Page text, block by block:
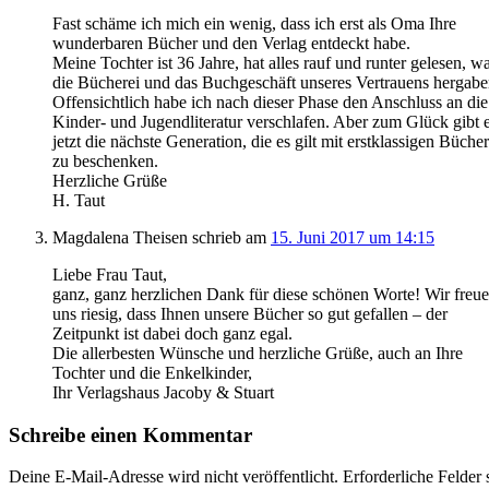
Fast schäme ich mich ein wenig, dass ich erst als Oma Ihre
wunderbaren Bücher und den Verlag entdeckt habe.
Meine Tochter ist 36 Jahre, hat alles rauf und runter gelesen,
die Bücherei und das Buchgeschäft unseres Vertrauens
Offensichtlich habe ich nach dieser Phase den Anschluss an die
Kinder- und Jugendliteratur verschlafen. Aber zum Glück gibt
jetzt die nächste Generation, die es gilt mit erstklassigen
zu beschenken.
Herzliche Grüße
H. Taut
Magdalena Theisen schrieb am 15. Juni 2017 um 14:15
Liebe Frau Taut,
ganz, ganz herzlichen Dank für diese schönen Worte! Wir
uns riesig, dass Ihnen unsere Bücher so gut gefallen – der
Zeitpunkt ist dabei doch ganz egal.
Die allerbesten Wünsche und herzliche Grüße, auch an Ihre
Tochter und die Enkelkinder,
Ihr Verlagshaus Jacoby & Stuart
Schreibe einen Kommentar
Deine E-Mail-Adresse wird nicht veröffentlicht. Erforderliche Felder